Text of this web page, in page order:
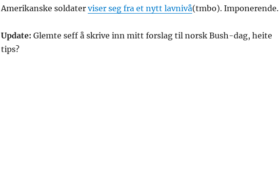
Amerikanske soldater viser seg fra et nytt lavnivå(tmbo). Imponerende.
Update: Glemte seff å skrive inn mitt forslag til norsk Bush-dag, heite
tips?